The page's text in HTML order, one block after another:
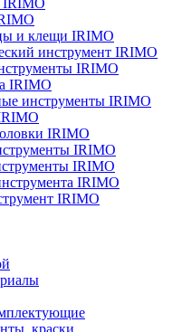
IRIMO
и клещи IRIMO
инструмент IRIMO
IRIMO
IRIMO
инструменты IRIMO
IRIMO
IRIMO
IRIMO
IRIMO
IRIMO
,краски